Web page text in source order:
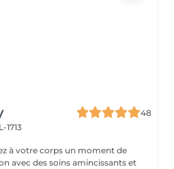
48
1713
à votre corps un moment de
avec des soins amincissants et